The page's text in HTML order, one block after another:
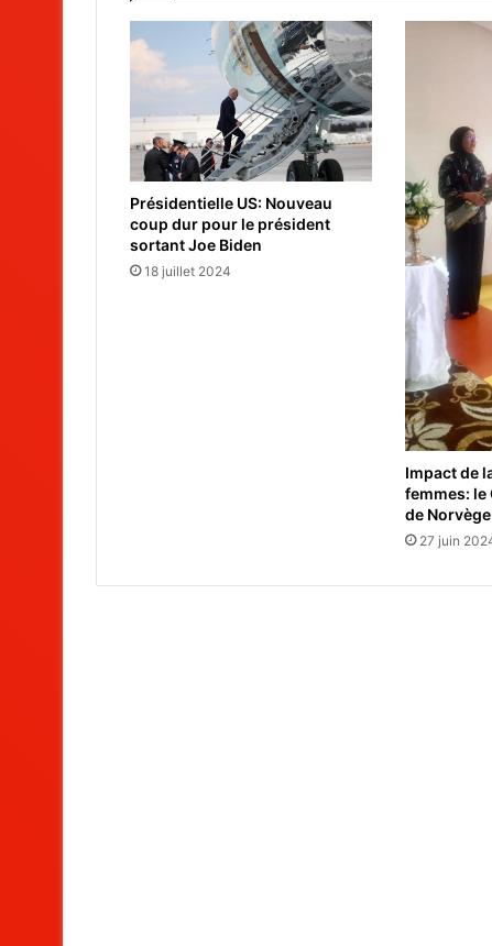
Présidentielle US: Nouveau
coup dur pour le président
sortant Joe Biden
18 juillet 2024
Impact de
femmes: le
de
27 juin